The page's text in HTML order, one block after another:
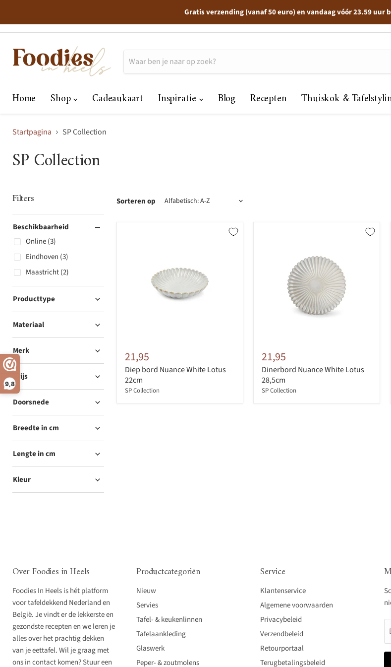
9,8
Gratis verzending (vanaf 50 euro) en vandaag vóór 23.59 uur
Home Shop Cadeaukaart Inspiratie Blog Recepten Thuiskok &
Startpagina SP Collection
SP Collection
Filters
Beschikbaarheid
Eindhoven (3)
Maastricht (2)
Online (3)
Producttype
Materiaal
Merk
Prijs
Doorsnede
Breedte in cm
Lengte in cm
Kleur
Sorteren op
21,95
Diep bord Nuance White Lotus
22cm
SP Collection
21,95
Dinerbord Nuance White Lotus
28,5cm
SP Collection
Over Foodies in Heels
Foodies In Heels is hét platform
voor tafeldekkend Nederland en
België. Je vindt er de lekkerste en
gezondste recepten en we leren je
alles over het prachtig dekken
van je eettafel. Wil je graag met
ons in contact komen? Stuur een
Productcategoriën
Nieuw
Servies
Tafel- & keukenlinnen
Tafelaankleding
Glaswerk
Peper- & zoutmolens
Service
Klantenservice
Algemene voorwaarden
Privacybeleid
Verzendbeleid
Retourportaal
Terugbetalingsbeleid